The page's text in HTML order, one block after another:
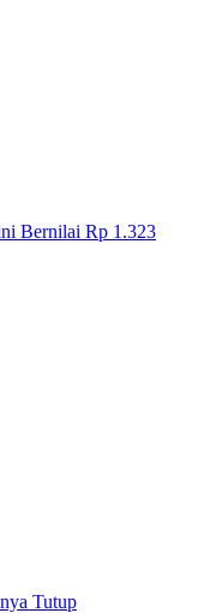
Bernilai Rp 1.323
Tutup